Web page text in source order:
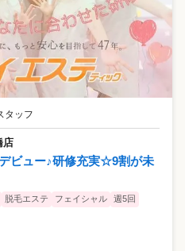
タッフ
店
ビュー♪研修充実☆9割が未
脱毛エステ フェイシャル
週5回